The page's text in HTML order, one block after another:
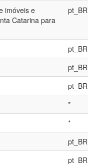
imóveis e
Catarina para
pt_BR
pt_BR
pt_BR
pt_BR
*
*
pt_BR
pt_BR